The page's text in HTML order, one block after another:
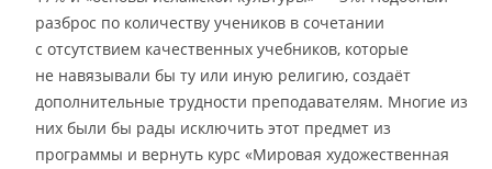
разброс по количеству учеников в сочетании
с отсутствием качественных учебников, которые
не навязывали бы ту или иную религию, создаёт
дополнительные трудности преподавателям. Многие из
них были бы рады исключить этот предмет из
программы и вернуть курс «Мировая художественная